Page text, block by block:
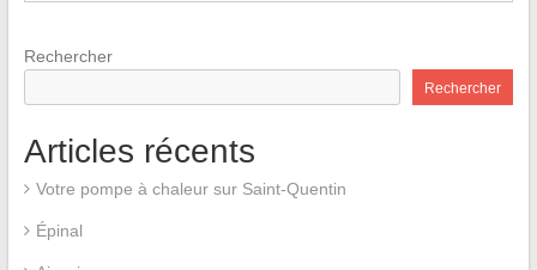
Rechercher
Rechercher
Articles récents
Votre pompe à chaleur sur Saint-Quentin
Épinal